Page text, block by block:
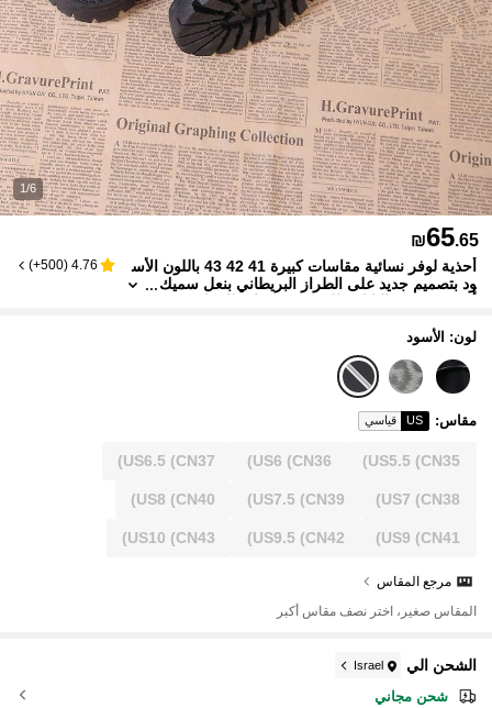
1/6
₪65.65
أحذية لوفر نسائية مقاسات كبيرة 41 42 43 باللون الأس
ود بتصميم جديد على الطراز البريطاني بنعل سميك
4.76
(
500+
)
لون: الأسود
مقاس:
US قياسي
US5.5 (CN35)
US6 (CN36)
US6.5 (CN37)
US7 (CN38)
US7.5 (CN39)
US8 (CN40)
US9 (CN41)
US9.5 (CN42)
US10 (CN43)
مرجع المقاس
المقاس صغير، اختر نصف مقاس أكبر
الشحن الي Israel
شحن مجاني